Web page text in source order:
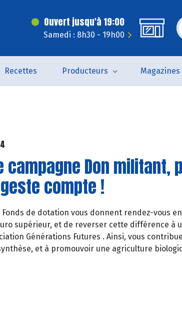
Ouvert jusqu'à 19:00
Samedi : 8h30 - 19h00
Recettes Producteurs Magazines
campagne Don
compte !
Fonds de dotation vous donnent rendez-vous
supérieur, et de reverser cette différence à
Générations Futures . Ainsi, vous
et à promouvoir une agriculture